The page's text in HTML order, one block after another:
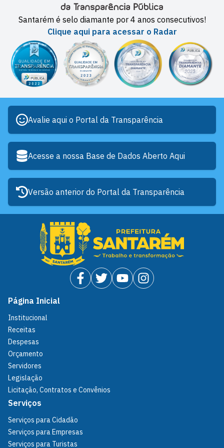
Santarém é selo diamante por 4 anos consecutivos!
Clique aqui para acessar o Radar
Avalie aqui o Portal da Transparência
Acesse a nossa Base de Dados Aberto Aqui
Versão anterior do Portal da Transparência
Página Inicial
Institucional
Receitas
Despesas
Orçamento
Servidores
Legislação
Licitação, Contratos e Convênios
Serviços
Serviços para Cidadão
Serviços para Empresas
Serviços para Turistas